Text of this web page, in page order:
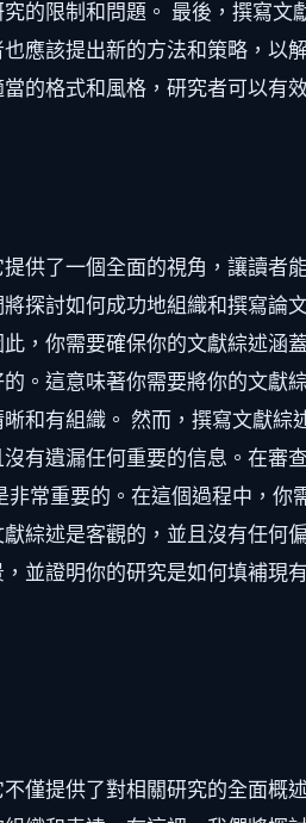
的限制和問題。 最後，撰寫
應該提出新的方法和策略，
的格式和風格，研究者可以有
供了一個全面的視角，讓讀
探討如何成功地組織和撰寫
，你需要確保你的文獻綜述涵
。這意味著你需要將你的文
和有組織。 然而，撰寫文獻
有遺漏任何重要的信息。在
常重要的。在這個過程中，
綜述是客觀的，並且沒有任
並證明你的研究是如何填補
僅提供了對相關研究的全面